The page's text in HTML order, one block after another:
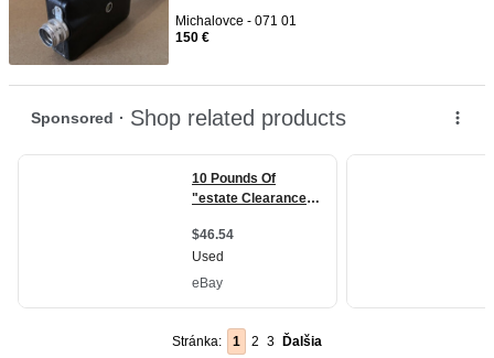
Michalovce - 071 01
150 €
Stránka: 1 2 3 Ďalšia